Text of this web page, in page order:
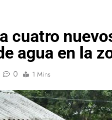
cuatro
agua en la
0 1 Mins